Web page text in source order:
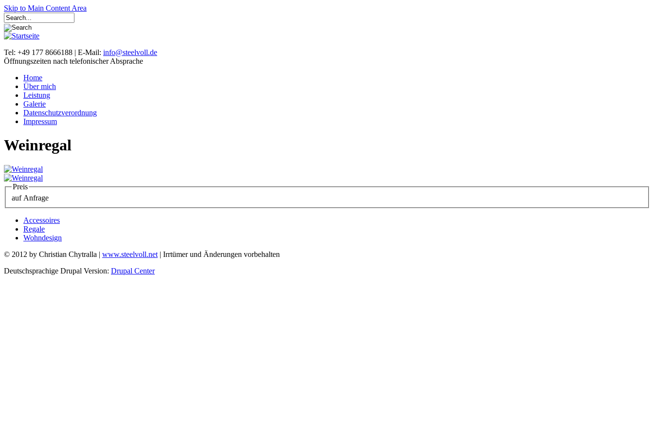
Skip to Main Content Area
Tel: +49 177 8666188 | E-Mail: info@steelvoll.de
Öffnungszeiten nach telefonischer Absprache
Home
Über mich
Leistung
Galerie
Datenschutzverordnung
Impressum
Weinregal
Preis
auf Anfrage
Accessoires
Regale
Wohndesign
© 2012 by Christian Chytralla | www.steelvoll.net| Irrtümer und Änderungen vorbehalten
Deutschsprachige Drupal Version: Drupal Center